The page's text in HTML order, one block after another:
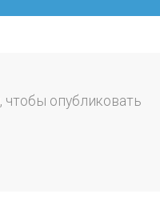
, чтобы опубликовать